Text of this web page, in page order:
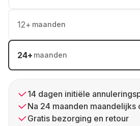
12+ maanden
24+ maanden
14 dagen initiële
Na 24 maanden maandelijks
Gratis bezorging en retour